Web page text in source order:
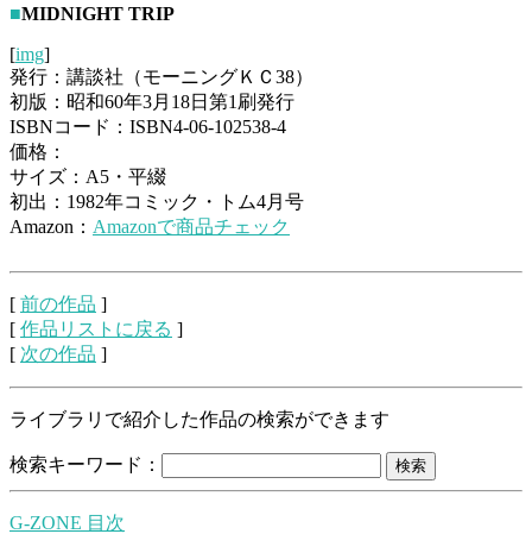
■MIDNIGHT TRIP
[img]
発行：講談社（モーニングＫＣ38）
初版：昭和60年3月18日第1刷発行
ISBNコード：ISBN4-06-102538-4
価格：
サイズ：A5・平綴
初出：1982年コミック・トム4月号
Amazon： Amazonで商品チェック
[ 前の作品 ]
[ 作品リストに戻る ]
[ 次の作品 ]
ライブラリで紹介した作品の検索ができます
検索キーワード：
G-ZONE 目次